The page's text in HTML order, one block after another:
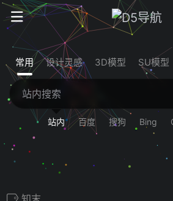
常用 设计灵感 3D模型 SU模型
站内 百度 搜狗 Bing
知末